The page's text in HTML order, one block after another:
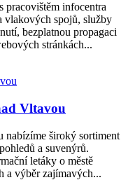
infocentra
vlakových spojů, služby
bezplatnou propagaci
stránkách...
Vltavou
nabízíme široký sortiment
a suvenýrů.
letáky o městě
a výběr zajímavých...